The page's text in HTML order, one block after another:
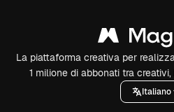
La piattaforma creativa per
1 milione di abbonati tra
Italiano